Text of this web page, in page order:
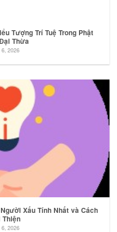
Tượng Trí Tuệ Trong Phật
Thừa
6, 2026
Xấu Tính Nhất và Cách
Thiện
6, 2026